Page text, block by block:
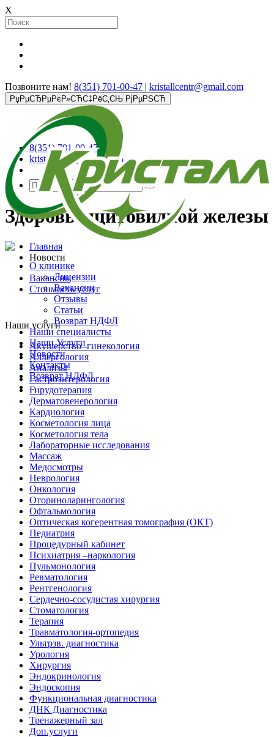
X
Позвоните нам! 8(351) 701-00-47 | kristallcentr@gmail.com
РџРµСЂРµРєР»СЋС‡РёС‚СЊ РјРµРЅСЋ
О клинике
Лицензии
Вакансии
Отзывы
Статьи
Возврат НДФЛ
Наши специалисты
Наши Услуги
Новости
Контакты
Возврат НДФЛ
...
8(351) 701-00-47
kristallcentr@gmail.com
Здоровье щитовидной железы
Главная
Новости
Вакансии
Стоимость услуг
Наши услуги
Акушерство -гинекология
Аллергология
Анализы
Гастроэнтерология
Гирудотерапия
Дерматовенерология
Кардиология
Косметология лица
Косметология тела
Лабораторные исследования
Массаж
Медосмотры
Неврология
Онкология
Оториноларингология
Офтальмология
Оптическая когерентная томография (ОКТ)
Педиатрия
Процедурный кабинет
Психиатрия –наркология
Пульмонология
Ревматология
Рентгенология
Сердечно-сосудистая хирургия
Стоматология
Терапия
Травматология-ортопедия
Ультрзв. диагностика
Урология
Хирургия
Эндокринология
Эндоскопия
Функциональная диагностика
ДНК Диагностика
Тренажерный зал
Доп.услуги